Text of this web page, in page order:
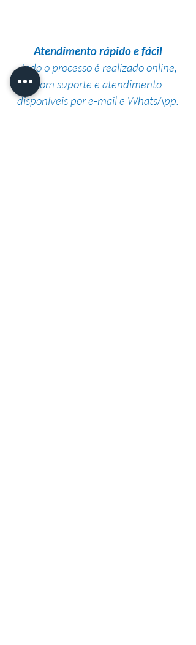
Atendimento rápido e fácil
Todo o processo é realizado online,
com suporte e atendimento
disponíveis por e-mail e WhatsApp.